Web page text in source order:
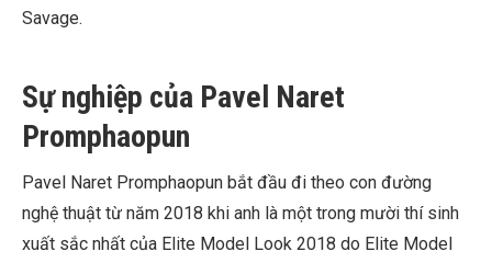
Savage.
Sự nghiệp của Pavel Naret
Promphaopun
Pavel Naret Promphaopun bắt đầu đi theo con đường
nghệ thuật từ năm 2018 khi anh là một trong mười thí sinh
xuất sắc nhất của Elite Model Look 2018 do Elite Model